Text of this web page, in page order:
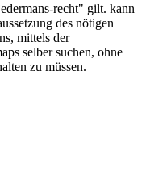
recht" gilt. kann
des nötigen
mittels der
selber suchen, ohne
zu müssen.